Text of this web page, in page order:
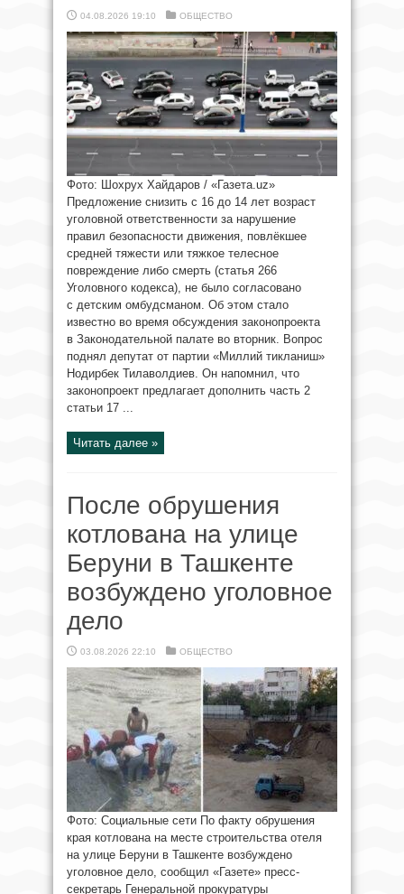
04.08.2026 19:10 ОБЩЕСТВО
Фото: Шохрух Хайдаров / «Газета.uz»
Предложение снизить с 16 до 14 лет возраст
уголовной ответственности за нарушение
правил безопасности движения, повлёкшее
средней тяжести или тяжкое телесное
повреждение либо смерть (статья 266
Уголовного кодекса), не было согласовано
с детским омбудсманом. Об этом стало
известно во время обсуждения законопроекта
в Законодательной палате во вторник. Вопрос
поднял депутат от партии «Миллий тикланиш»
Нодирбек Тилаволдиев. Он напомнил, что
законопроект предлагает дополнить часть 2
статьи 17 ...
Читать далее »
После обрушения
котлована на улице
Беруни в Ташкенте
возбуждено уголовное
дело
03.08.2026 22:10 ОБЩЕСТВО
Фото: Социальные сети По факту обрушения
края котлована на месте строительства отеля
на улице Беруни в Ташкенте возбуждено
уголовное дело, сообщил «Газете» пресс-
секретарь Генеральной прокуратуры